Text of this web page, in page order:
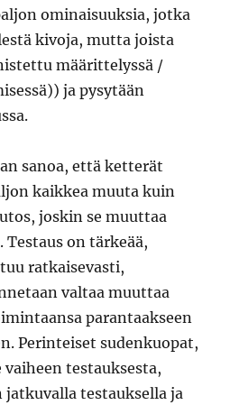
ominaisuuksia, jotka
kivoja, mutta joista
määrittelyssä /
ja pysytään
sanoa, että ketterät
kaikkea muuta kuin
joskin se muuttaa
on tärkeää,
ratkaisevasti,
valtaa muuttaa
parantaakseen
Perinteiset sudenkuopat,
testauksesta,
testauksella ja